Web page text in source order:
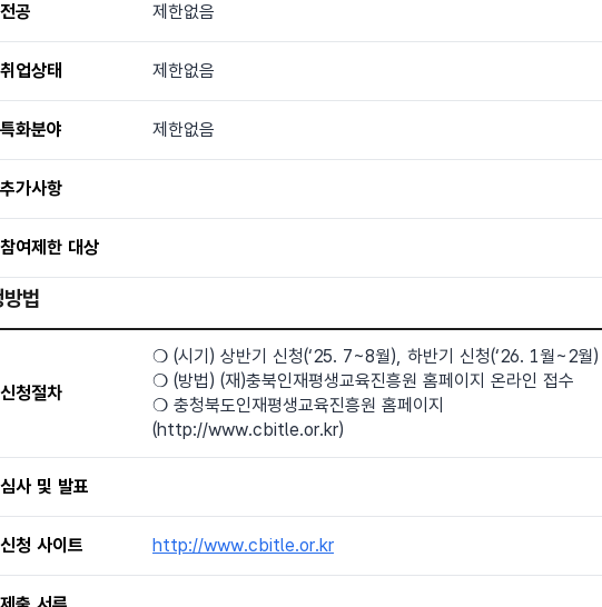
전공 제한없음
취업상태 제한없음
특화분야 제한없음
추가사항
참여제한 대상
법
신청절차
❍ (시기) 상반기 신청(‘25. 7~8월), 하반기 신청(‘26. 1월~2월)
❍ (방법) (재)충북인재평생교육진흥원 홈페이지 온라인 접수
❍ 충청북도인재평생교육진흥원 홈페이지
(http://www.cbitle.or.kr)
심사 및 발표
신청 사이트 http://www.cbitle.or.kr